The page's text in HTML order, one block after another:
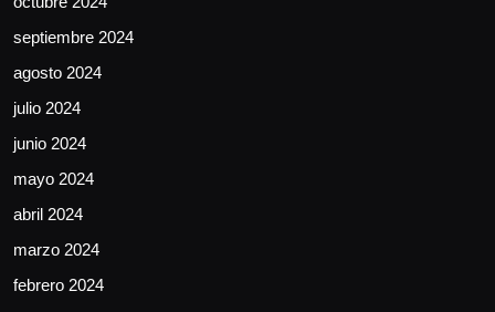
septiembre 2024
agosto 2024
julio 2024
junio 2024
mayo 2024
abril 2024
marzo 2024
febrero 2024